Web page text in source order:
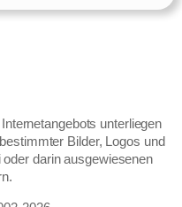
unterliegen
Bilder, Logos und
darin ausgewiesenen